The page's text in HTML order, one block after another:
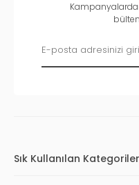
Sık Kullanılan Kategoriler